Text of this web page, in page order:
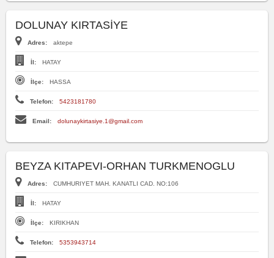
DOLUNAY KIRTASİYE
Adres: aktepe
İl: HATAY
İlçe: HASSA
Telefon: 5423181780
Email: dolunaykirtasiye.1@gmail.com
BEYZA KITAPEVI-ORHAN TURKMENOGLU
Adres: CUMHURIYET MAH. KANATLI CAD. NO:106
İl: HATAY
İlçe: KIRIKHAN
Telefon: 5353943714